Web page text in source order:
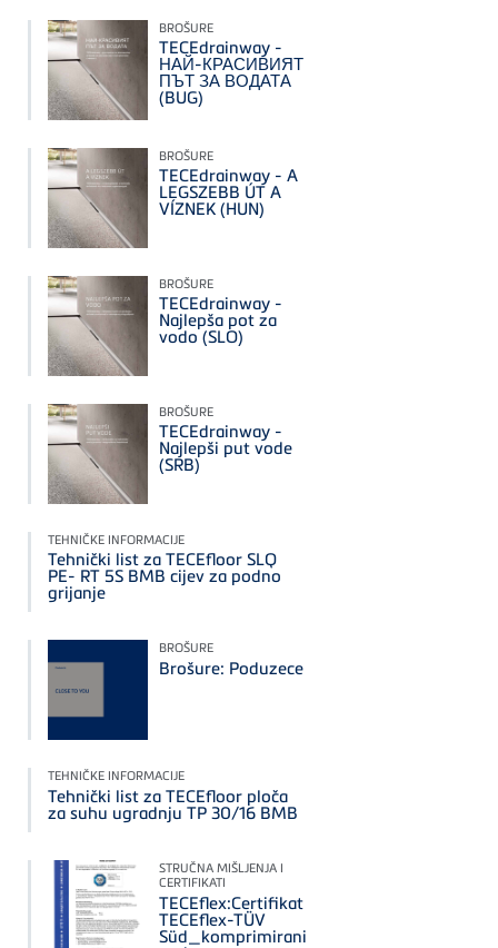
BROŠURE
TECEdrainway -
НАЙ-КРАСИВИЯТ
ПЪТ ЗА ВОДАТА
(BUG)
BROŠURE
TECEdrainway - A
LEGSZEBB ÚT A
VÍZNEK (HUN)
BROŠURE
TECEdrainway -
Najlepša pot za
vodo (SLO)
BROŠURE
TECEdrainway -
Najlepši put vode
(SRB)
TEHNIČKE INFORMACIJE
Tehnički list za TECEfloor SLQ
PE- RT 5S BMB cijev za podno
grijanje
BROŠURE
Brošure: Poduzece
TEHNIČKE INFORMACIJE
Tehnički list za TECEfloor ploča
za suhu ugradnju TP 30/16 BMB
STRUČNA MIŠLJENJA I
CERTIFIKATI
TECEflex:Certifikat
TECEflex-TÜV
Süd_komprimirani